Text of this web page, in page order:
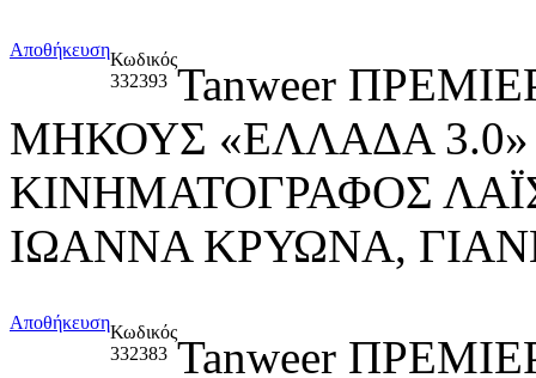
ΑποθήκευσηΚωδικός
332393 Tanweer
ΜΗΚΟΥΣ «ΕΛΛΑΔΑ 3.0»
ΚΙΝΗΜΑΤΟΓΡΑΦΟΣ
ΙΩΑΝΝΑ ΚΡΥΩΝΑ,
ΑποθήκευσηΚωδικός
332383 Tanweer